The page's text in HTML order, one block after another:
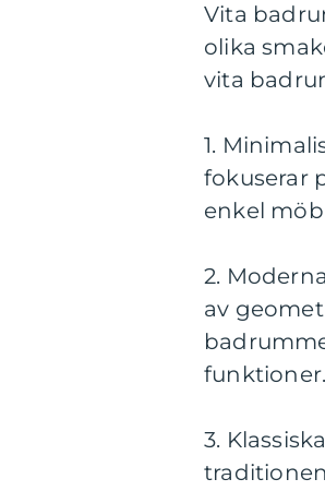
Vita
olika
vita
1.
fokuserar
enkel
2.
av
funktioner.
3.